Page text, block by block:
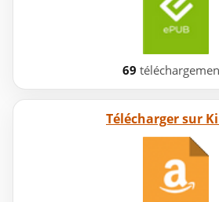
69
Télécharger sur